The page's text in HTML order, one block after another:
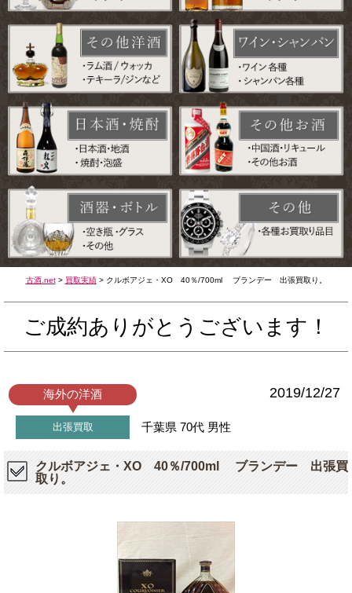
古酒.net> 買取実績> クルボアジェ・XO 40％/700ml ブランデー 出張買取り。
ご成約ありがとうございます！
海外の洋酒 2019/12/27
出張買取 千葉県 70代 男性
クルボアジェ・XO 40％/700ml ブランデー 出張買
取り。